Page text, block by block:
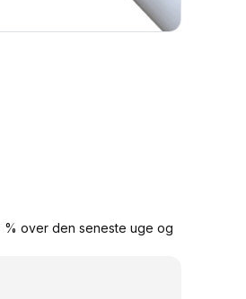
% over den seneste uge og